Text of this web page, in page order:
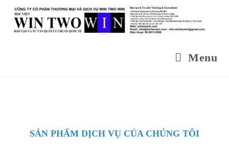
Menu
SẢN PHẨM DỊCH VỤ CỦA CHÚNG TÔI